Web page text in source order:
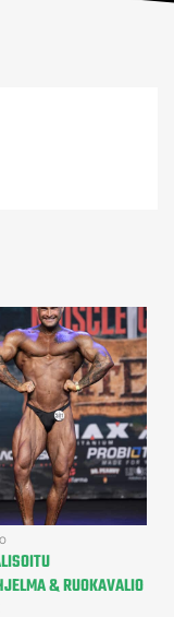
& RUOKAVALIO